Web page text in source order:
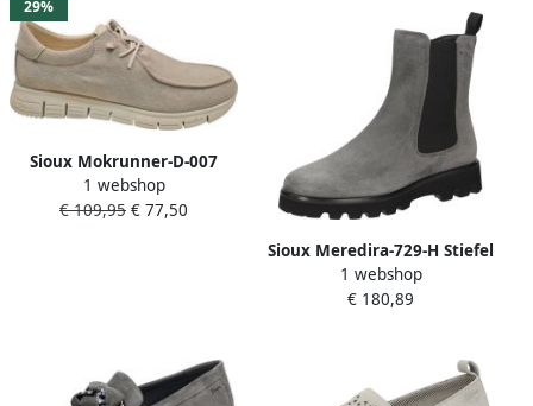
damessneaker comfortabel
en veelzijdig Multicolor
damessneaker comfortabel
en veelzijdig Multicolor
damessneaker comfortabel
en veelzijdig Multicolor
damessneaker comfortabel
en veelzijdig
29%
Sioux Mokrunner-D-007
Schnürschuh Dames
Veterschoen Grijs
1 webshop
€ 109,95 € 77,50
Sioux Meredira-729-H Stiefel
Dames
1 webshop
€ 180,89